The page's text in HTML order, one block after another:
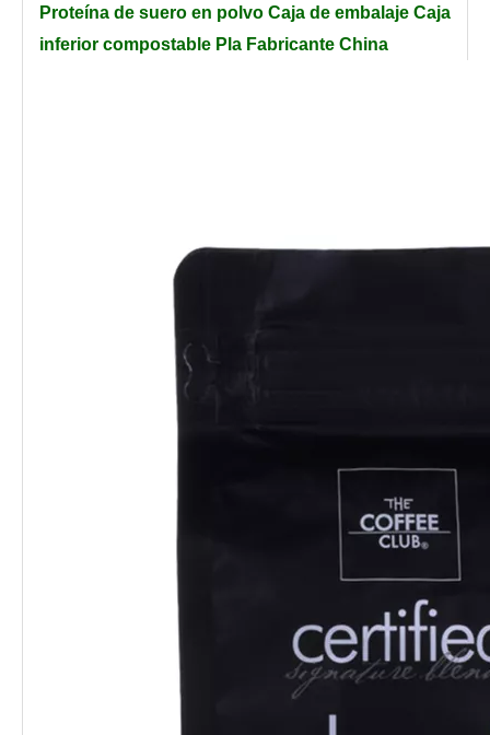
Proteína de suero en polvo Caja de embalaje Caja
inferior compostable Pla Fabricante China